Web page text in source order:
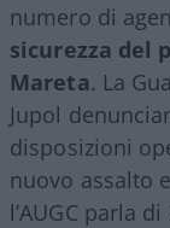
numero di
sicurezza del
Mareta. La
Jupol
disposizioni
nuovo assalto
l’AUGC parla